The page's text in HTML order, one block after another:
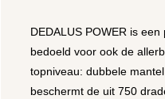
DEDALUS POWER is
bedoeld voor ook de
topniveau: dubbele
beschermt de uit 750